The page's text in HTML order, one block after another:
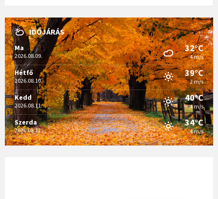
IDŐJÁRÁS
Ma
2026.08.09.
32°C
4 m/s
Hétfő
2026.08.10.
39°C
2 m/s
Kedd
2026.08.11.
40°C
4 m/s
Szerda
2026.08.12.
34°C
4 m/s